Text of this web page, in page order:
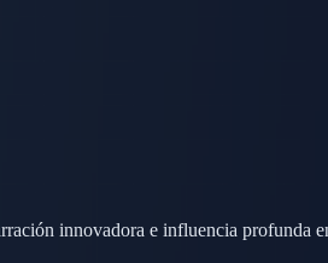
innovadora e influencia profunda